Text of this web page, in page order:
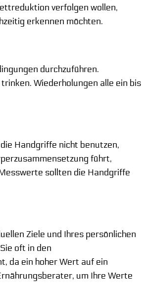
verfolgen wollen,
erkennen möchten.
durchzuführen.
Wiederholungen alle ein bis
Handgriffe nicht benutzen,
führt,
sollten die Handgriffe
Ziele und Ihres persönlichen
oft in den
da ein hoher Wert auf ein
um Ihre Werte